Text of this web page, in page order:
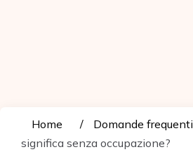
Home Domande frequenti
significa senza occupazione?